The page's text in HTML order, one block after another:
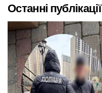
Останні публікації